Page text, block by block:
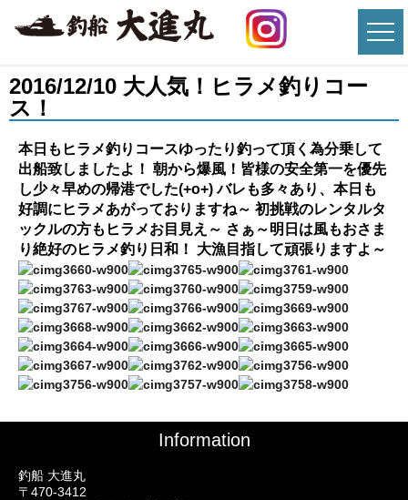
2016/12/10 大人気！ヒラメ釣りコー
ス！
本日もヒラメ釣りコースゆったり釣って頂く為分乗して
出船致しましたよ！ 朝から爆風！皆様の安全第一を優先
し少々早めの帰港でした(+o+) バレも多々あり、本日も
好調にヒラメあがっておりますね～ 初挑戦のレンタルタ
ックルの方もヒラメお目見え～ さぁ～明日は風もおさま
り絶好のヒラメ釣り日和！ 大漁目指して頑張りますよ～
Information
釣船 大進丸
〒470-3412